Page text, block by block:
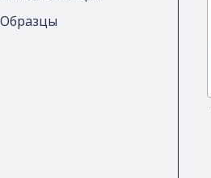
Образцы